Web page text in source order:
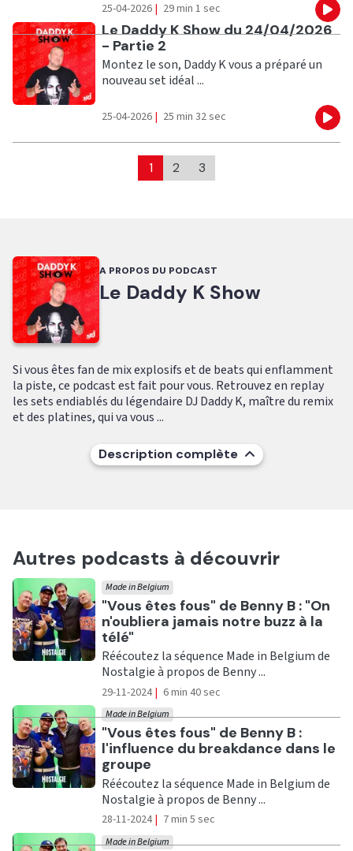
25-04-2026 | 29 min 1 sec
Ecouter
Le Daddy K Show du 24/04/2026
- Partie 2
Montez le son, Daddy K vous a préparé un
nouveau set idéal ...
25-04-2026 | 25 min 32 sec
1 2 3
A PROPOS DU PODCAST
Le Daddy K Show
Si vous êtes fan de mix explosifs et de beats qui enflamment
la piste, ce podcast est fait pour vous. Retrouvez en replay
les sets endiablés du légendaire DJ Daddy K, maître du remix
et des platines, qui va vous ...
Description complète
Autres podcasts à découvrir
Ecouter
"Vous êtes fous" de Benny B : "On
n'oubliera jamais notre buzz à la
télé"
Made in Belgium
Réécoutez la séquence Made in Belgium de
Nostalgie à propos de Benny ...
29-11-2024 | 6 min 40 sec
Ecouter
"Vous êtes fous" de Benny B :
l'influence du breakdance dans le
groupe
Made in Belgium
Réécoutez la séquence Made in Belgium de
Nostalgie à propos de Benny ...
28-11-2024 | 7 min 5 sec
Made in Belgium